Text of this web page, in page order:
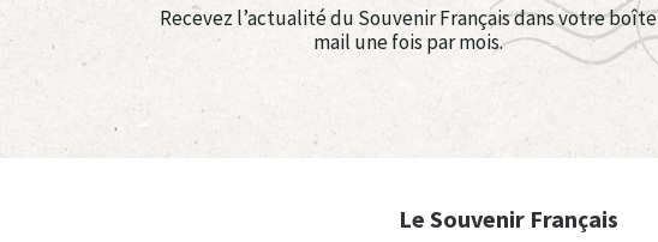
Recevez l’actualité du Souvenir Français dans votre boîte
mail une fois par mois.
Le Souvenir Français